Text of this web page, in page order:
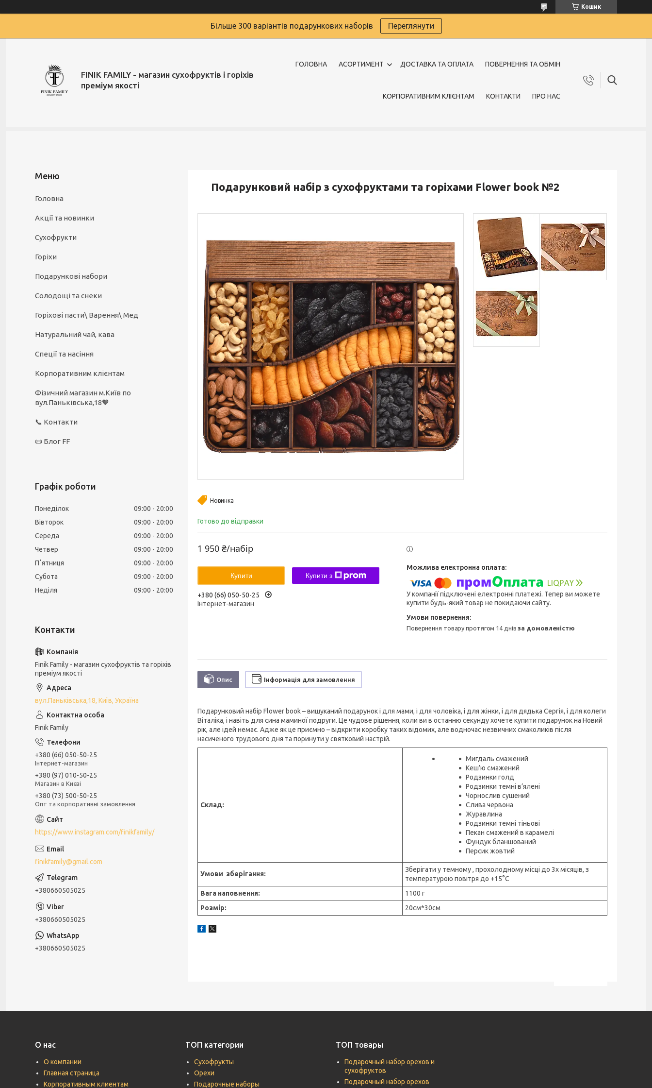
Кошик
Більше 300 варіантів подарункових наборів Переглянути
FINIK FAMILY - магазин сухофруктів і горіхів
преміум якості
ГОЛОВНА АСОРТИМЕНТ ДОСТАВКА ТА ОПЛАТА ПОВЕРНЕННЯ ТА ОБМІН
КОРПОРАТИВНИМ КЛІЄНТАМ КОНТАКТИ ПРО НАС
Подарунковий набір з сухофруктами та горіхами Flower book №2
Новинка
Готово до відправки
1 950 ₴/набір
Купити Купити з
+380 (66) 050-50-25
Інтернет-магазин
У компанії підключені електронні платежі. Тепер ви можете
купити будь-який товар не покидаючи сайту.
повернення товару протягом 14 днівза домовленістю
Опис Інформація для замовлення
Подарунковий набір Flower book – вишуканий подарунок і для мами, і для чоловіка, і для жінки, і для дядька Сергія, і для колеги
Віталіка, і навіть для сина маминої подруги. Це чудове рішення, коли ви в останню секунду хочете купити подарунок на Новий
рік, але ідей немає. Адже як це приємно – відкрити коробку таких відомих, але водночас незвичних смаколиків після
насиченого трудового дня та поринути у святковий настрій.
Склад:
Мигдаль смажений
Кеш’ю смажений
Родзинки голд
Родзинки темні в’ялені
Чорнослив сушений
Слива червона
Журавлина
Родзинки темні тіньові
Пекан смажений в карамелі
Фундук бланшований
Персик жовтий
Умови зберігання:
Зберігати у темному , прохолодному місці до 3х місяців, з
температурою повітря до +15°C
Вага наповнення:
1100 г
Розмір:
20см*30см
Головна
Акції та новинки
Сухофрукти
Горіхи
Подарункові набори
Солодощі та снеки
Горіхові пасти\ Варення\ Мед
Натуральний чай, кава
Спеції та насіння
Корпоративним клієнтам
Фізичний магазин м.Київ по
вул.Паньківська,18🧡
📞 Контакти
📜 Блог FF
Графік роботи
Понеділок 09:00
20:00
Вівторок
09:00
20:00
Середа
09:00
20:00
Четвер
09:00
20:00
Пʼятниця
09:00
20:00
Субота
09:00
20:00
Неділя
09:00 20:00
Finik Family - магазин сухофруктів та горіхів
преміум якості
вул.Паньківська,18, Київ, Україна
Finik Family
+380 (66) 050-50-25
Інтернет-магазин
+380 (97) 010-50-25
Магазин в Києві
+380 (73) 500-50-25
Опт та корпоративні замовлення
https://www.instagram.com/finikfamily/
finikfamily@gmail.com
+380660505025
+380660505025
+380660505025
О нас
О компании
Главная страница
Корпоративным клиентам
ТОП категории
Сухофрукты
Орехи
Подарочные наборы
ТОП товары
Подарочный набор орехов и
сухофруктов
Подарочный набор орехов